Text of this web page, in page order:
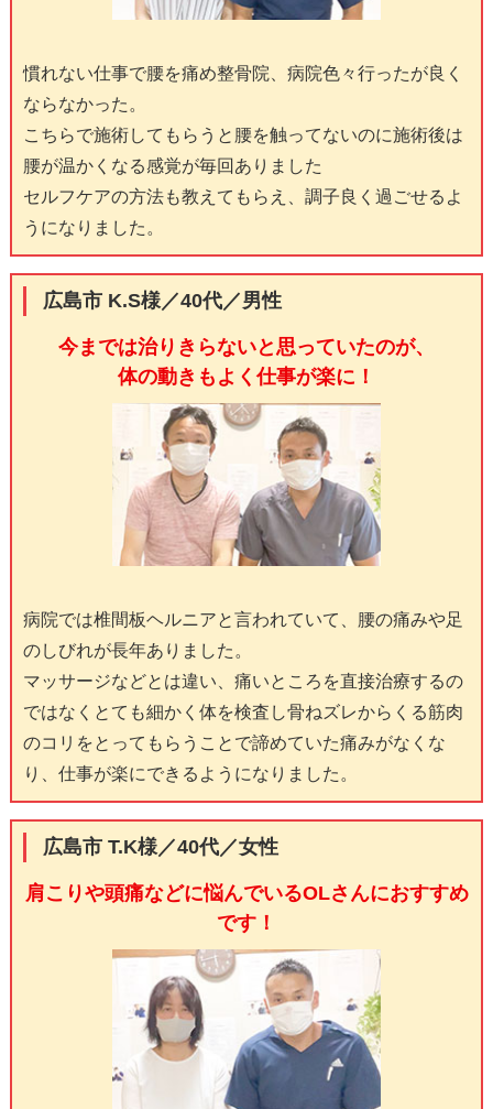
慣れない仕事で腰を痛め整骨院、病院色々行ったが良く
ならなかった。
こちらで施術してもらうと腰を触ってないのに施術後は
腰が温かくなる感覚が毎回ありました
セルフケアの方法も教えてもらえ、調子良く過ごせるよ
うになりました。
広島市 K.S様／40代／男性
今までは治りきらないと思っていたのが、
体の動きもよく仕事が楽に！
病院では椎間板ヘルニアと言われていて、腰の痛みや足
のしびれが長年ありました。
マッサージなどとは違い、痛いところを直接治療するの
ではなくとても細かく体を検査し骨ねズレからくる筋肉
のコリをとってもらうことで諦めていた痛みがなくな
り、仕事が楽にできるようになりました。
広島市 T.K様／40代／女性
肩こりや頭痛などに悩んでいるOLさんにおすすめ
です！